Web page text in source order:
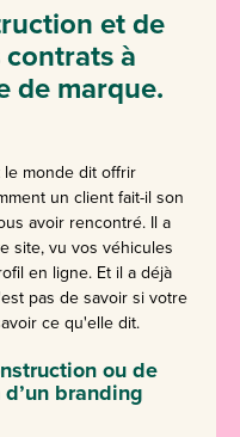
et de
à
de marque.
monde dit offrir
un client fait-il son
avoir rencontré. Il a
site, vu vos véhicules
en ligne. Et il a déjà
pas de savoir si votre
ce qu'elle dit.
ou de
branding